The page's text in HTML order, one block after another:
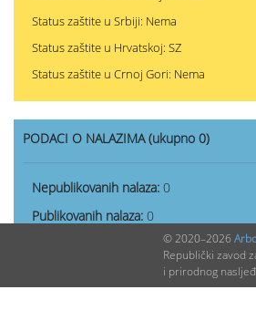
Status zaštite u Srbiji: Nema
Status zaštite u Hrvatskoj: SZ
Status zaštite u Crnoj Gori: Nema
PODACI O NALAZIMA (ukupno 0)
Nepublikovanih nalaza: 0
Publikovanih nalaza: 0
© 2020–2026
Republički zavod
i prirodnog